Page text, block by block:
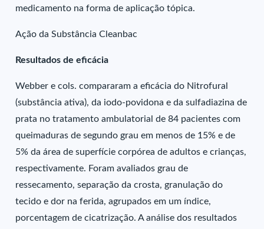
medicamento na forma de aplicação tópica.
Ação da Substância Cleanbac
Resultados de eficácia
Webber e cols. compararam a eficácia do Nitrofural
(substância ativa), da iodo-povidona e da sulfadiazina de
prata no tratamento ambulatorial de 84 pacientes com
queimaduras de segundo grau em menos de 15% e de
5% da área de superfície corpórea de adultos e crianças,
respectivamente. Foram avaliados grau de
ressecamento, separação da crosta, granulação do
tecido e dor na ferida, agrupados em um índice,
porcentagem de cicatrização. A análise dos resultados